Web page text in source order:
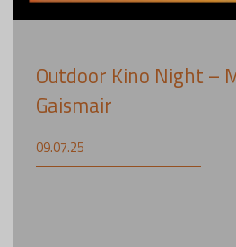
Outdoor Kino Night –
Gaismair
09.07.25